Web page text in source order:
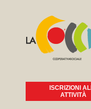
ISCRIZIONI
ATTIVITÀ